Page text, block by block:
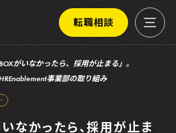
転職相談
がいなかったら、採用が止まる」。
事業部の取り組み
いなかったら、採用が止ま